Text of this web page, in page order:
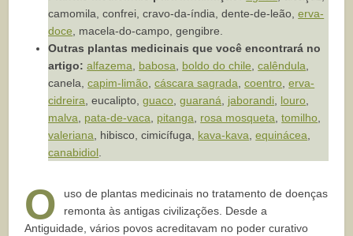
camomila, confrei, cravo-da-índia, dente-de-leão,erva-
doce , macela-do-campo, gengibre.
Outras plantas medicinais que você encontrará no
artigo: alfazema babosa boldo do chile ,calêndula
canela,capim-limão ,cáscara sagrada ,coentro ,erva-
cidreira , eucalipto,guaco ,guaraná jaborandi louro
malva
pata-de-vaca pitanga rosa mosqueta ,tomilho
valeriana , hibisco, cimicífuga, kava-kava ,equinácea
canabidiol
O
uso de plantas medicinais no tratamento de doenças
remonta às antigas civilizações. Desde a
Antiguidade, vários povos acreditavam no poder curativo